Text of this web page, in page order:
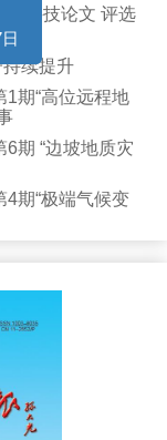
秀科技论文 评选
续提升
1期“高位远程地
6期 “边坡地质灾
4期“极端气候变